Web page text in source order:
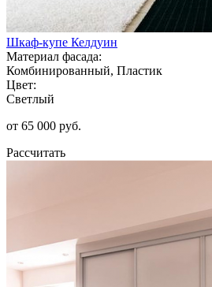
Шкаф-купе Келдуин
Материал фасада:
Комбинированный, Пластик
Цвет:
Светлый
от 65 000 руб.
Рассчитать